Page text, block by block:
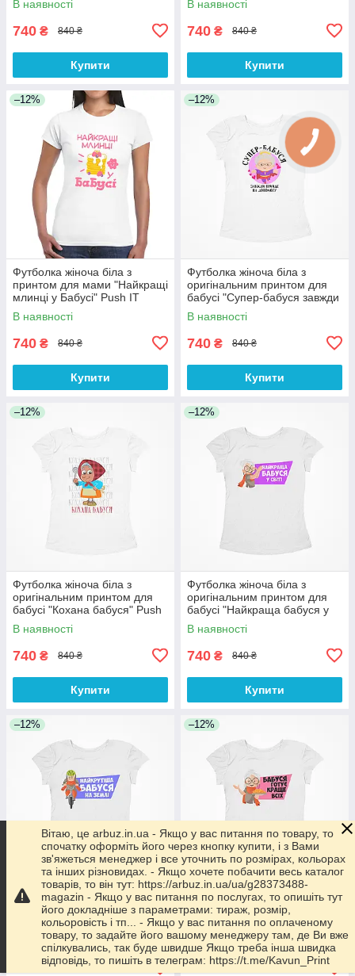
В наявності
740 ₴ 840 ₴
Купити
В наявності
740 ₴ 840 ₴
Купити
–12%
Футболка жіноча біла з
принтом для мами "Найкращі
млинці у Бабусі" Push IT
В наявності
740 ₴ 840 ₴
Купити
–12%
Футболка жіноча біла з
оригінальним принтом для
бабусі "Супер-бабуся завжди
прийде на допомогу" Push IT
В наявності
740 ₴ 840 ₴
Купити
–12%
Футболка жіноча біла з
оригінальним принтом для
бабусі "Кохана бабуся" Push
IT
В наявності
740 ₴ 840 ₴
Купити
–12%
Футболка жіноча біла з
оригінальним принтом для
бабусі "Найкраща бабуся у
світі" Push IT
В наявності
740 ₴ 840 ₴
Купити
–12%
Футболка жіноча біла з
оригінальним принтом для
бабусі "Найкрутіша бабуся на
землі" Push IT
В наявності
₴ 840 ₴
–12%
Футболка жіноча біла з
оригінальним принтом для
бабусі "Бабуся готує краще
всіх" Push IT
В наявності
740₴
Вітаю, це arbuz.in.ua - Якщо у вас питання по товару, то
спочатку оформіть його через кнопку купити, і з Вами
зв'яжеться менеджер і все уточнить по розмірах, кольорах
та інших різновидах. - Якщо хочете побачити весь каталог
товарів, то він тут: https://arbuz.in.ua/ua/g28373488-
magazin - Якщо у вас питання по послугах, то опишіть тут
його докладніше з параметрами: тираж, розмір,
кольоровість і тп... - Якщо у вас питання по оплаченому
товару, то задайте його вашому менеджеру там, де Ви вже
спілкувались, так буде швидше Якщо треба інша швидка
відповідь, то пишіть в телеграм: https://t.me/Kavun_Print